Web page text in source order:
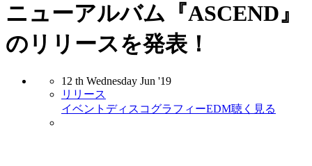
ニューアルバム『ASCEND』
のリリースを発表！
12 th Wednesday Jun '19
リリース
イベント ディスコグラフィーEDM聴く 見る